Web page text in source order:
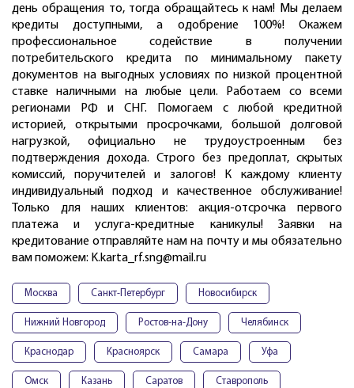
день обращения то, тогда обращайтесь к нам! Мы делаем
кредиты доступными, а одобрение 100%! Окажем
профессиональное содействие в получении
потребительского кредита по минимальному пакету
документов на выгодных условиях по низкой процентной
ставке наличными на любые цели. Работаем со всеми
регионами РФ и СНГ. Помогаем с любой кредитной
историей, открытыми просрочками, большой долговой
нагрузкой, официально не трудоустроенным без
подтверждения дохода. Строго без предоплат, скрытых
комиссий, поручителей и залогов! К каждому клиенту
индивидуальный подход и качественное обслуживание!
Только для наших клиентов: акция-отсрочка первого
платежа и услуга-кредитные каникулы! Заявки на
кредитование отправляйте нам на почту и мы обязательно
вам поможем: K.karta_rf.sng@mail.ru
Москва Санкт-Петербург Новосибирск
Нижний Новгород Ростов-на-Дону Челябинск
Краснодар Красноярск Самара Уфа
Омск Казань Саратов Ставрополь